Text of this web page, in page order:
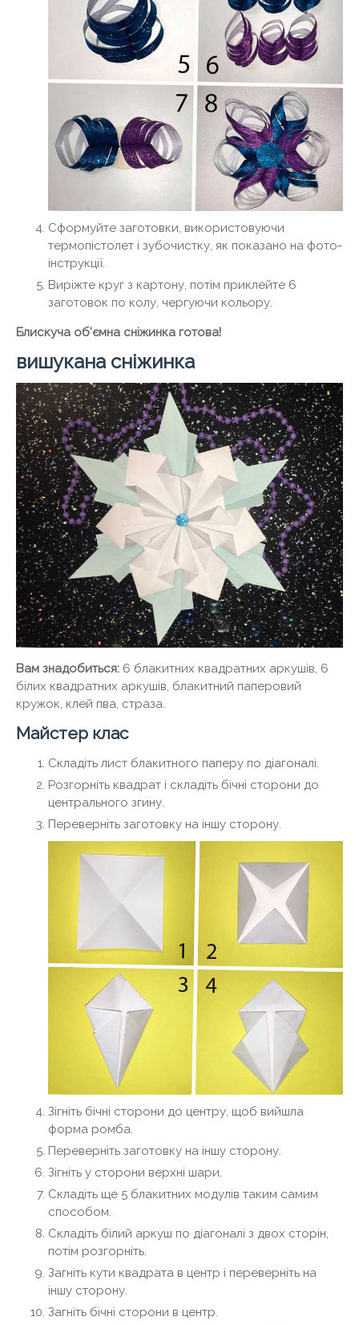
Сформуйте заготовки, використовуючи
термопістолет і зубочистку, як показано на фото-
інструкції.
Виріжте круг з картону, потім приклейте 6
заготовок по колу, чергуючи кольору.
Блискуча об'ємна сніжинка готова!
вишукана сніжинка
Вам знадобиться: 6 блакитних квадратних аркушів, 6
білих квадратних аркушів, блакитний паперовий
кружок, клей пва, страза.
Майстер клас
Складіть лист блакитного паперу по діагоналі.
Розгорніть квадрат і складіть бічні сторони до
центрального згину.
Переверніть заготовку на іншу сторону.
Зігніть бічні сторони до центру, щоб вийшла
форма ромба.
Переверніть заготовку на іншу сторону.
Зігніть у сторони верхні шари.
Складіть ще 5 блакитних модулів таким самим
способом.
Складіть білий аркуш по діагоналі з двох сторін,
потім розгорніть.
Загніть кути квадрата в центр і переверніть на
іншу сторону.
Загніть бічні сторони в центр.